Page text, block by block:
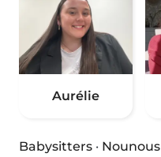
Aurélie
Babysitters · Nounous